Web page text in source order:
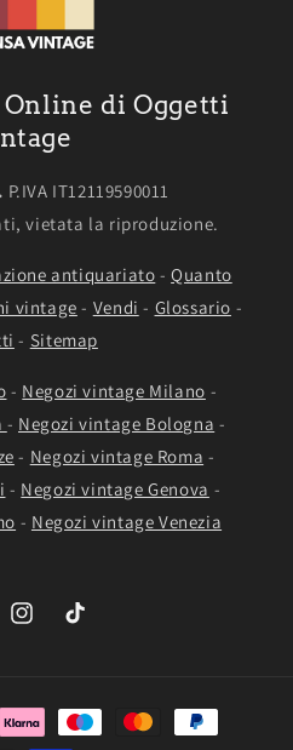
di Oggetti
P.IVA IT12119590011
vietata la riproduzione.
antiquariato -Quanto
vintage - Vendi - Glossario -
- Sitemap
- Negozi vintage Milano -
- Negozi vintage Bologna -
- Negozi vintage Roma -
- Negozi vintage Genova -
- Negozi vintage Venezia
InstagramTikTok